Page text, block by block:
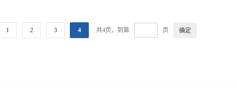
1 2 3 4 共4页，到第 页